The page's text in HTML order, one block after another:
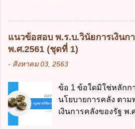
พฤศจิกายน 2561 เป็
พฤศจิกายน 2561 เป็
บัญญัติวิธีการงบประม
ยกเลิกกฎหมายฉบับใ
การงบประมาณ พ.ศ.
วิธีการงบประมาณ (ฉ
พ.ศ. 2544 4. ประก
203 ลงวันที่ 31 สิงหา
ถูกต้อง 1. นายกรัฐม
แนวข้อสอบ พ.ร.บ.วินัยการเงินก
พ.ศ.2561 (ชุดที่ 1)
- สิงหาคม 03, 2563
ข้อ 1 ข้อใดมิใช่หลักก
นโยบายการคลัง ตา
เงินการคลังของรัฐ พ.